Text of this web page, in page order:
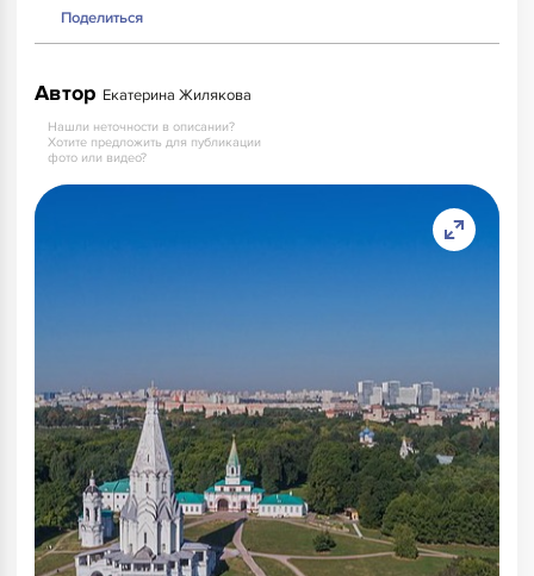
Поделиться
Автор Екатерина Жилякова
Нашли неточности в описании?
Хотите предложить для публикации
фото или видео?